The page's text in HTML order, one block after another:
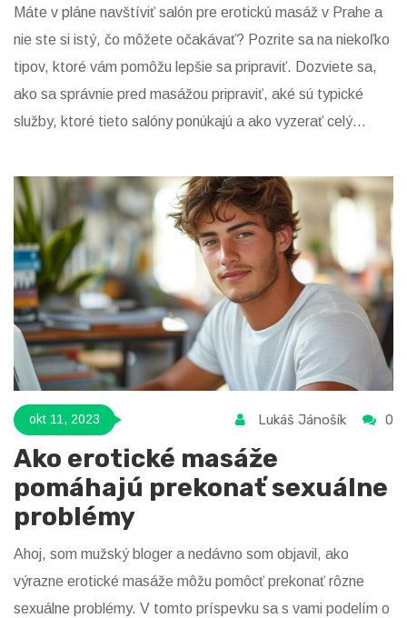
Máte v pláne navštíviť salón pre erotickú masáž v Prahe a
nie ste si istý, čo môžete očakávať? Pozrite sa na niekoľko
tipov, ktoré vám pomôžu lepšie sa pripraviť. Dozviete sa,
ako sa správnie pred masážou pripraviť, aké sú typické
služby, ktoré tieto salóny ponúkajú a ako vyzerať celý
skúseným návštevníkom, táto stránka vám poskytne cenné
informácie.
okt 11, 2023 Lukáš Jánošík 0
Ako erotické masáže
pomáhajú prekonať sexuálne
problémy
Ahoj, som mužský bloger a nedávno som objavil, ako
výrazne erotické masáže môžu pomôcť prekonať rôzne
sexuálne problémy. V tomto príspevku sa s vami podelím o